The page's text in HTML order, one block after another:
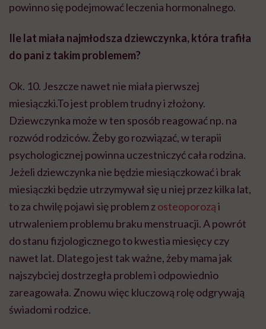
powinno się podejmować leczenia hormonalnego.
Ile lat miała najmłodsza dziewczynka, która trafiła
do pani z takim problemem?
Ok. 10. Jeszcze nawet nie miała pierwszej
miesiączki.To jest problem trudny i złożony.
Dziewczynka może w ten sposób reagować np. na
rozwód rodziców. Żeby go rozwiązać, w terapii
psychologicznej powinna uczestniczyć cała rodzina.
Jeżeli dziewczynka nie będzie miesiączkować i brak
miesiączki będzie utrzymywał się u niej przez kilka lat,
to za chwilę pojawi się problem zosteoporoząi
utrwaleniem problemu braku menstruacji. A powrót
do stanu fizjologicznego to kwestia miesięcy czy
nawet lat. Dlatego jest tak ważne, żeby mama jak
najszybciej dostrzegła problem i odpowiednio
zareagowała. Znowu więc kluczową rolę odgrywają
świadomi rodzice.